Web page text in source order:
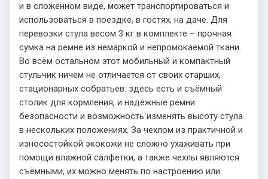
и в сложенном виде, может транспортироваться и
использоваться в поездке, в гостях, на даче. Для
перевозки стула весом 3 кг в комплекте – прочная
сумка на ремне из немаркой и непромокаемой ткани.
Во всём остальном этот мобильный и компактный
стульчик ничем не отличается от своих старших,
стационарных собратьев: здесь есть и съёмный
столик для кормления, и надёжные ремни
безопасности и возможность изменять высоту стула
в нескольких положениях. За чехлом из практичной и
износостойкой экокожи не сложно ухаживать при
помощи влажной салфетки, а также чехлы являются
съёмными, их можно менять по настроению или